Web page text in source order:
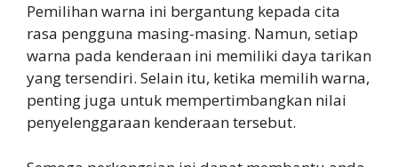
Pemilihan warna ini bergantung kepada cita
rasa pengguna masing-masing. Namun, setiap
warna pada kenderaan ini memiliki daya tarikan
yang tersendiri. Selain itu, ketika memilih warna,
penting juga untuk mempertimbangkan nilai
penyelenggaraan kenderaan tersebut.